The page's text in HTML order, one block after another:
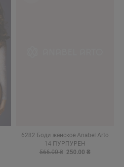
6282 Боди женское Anabel Arto
14 ПУРПУРЕН
566.00 ₴ 250.00 ₴